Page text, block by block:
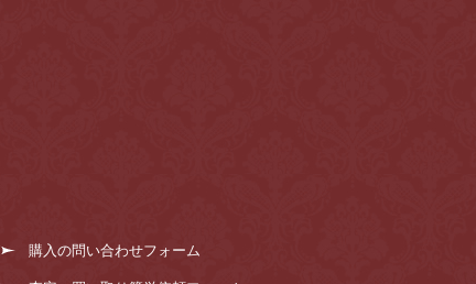
購入の問い合わせフォーム